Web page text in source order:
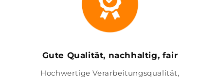
Gute Qualität, nachhaltig, fair
Hochwertige Verarbeitungsqualität,